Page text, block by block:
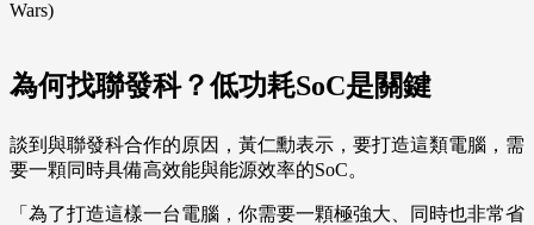
Wars)
為何找聯發科？低功耗SoC是關鍵
談到與聯發科合作的原因，黃仁勳表示，要打造這類電腦，需
要一顆同時具備高效能與能源效率的SoC。
「為了打造這樣一台電腦，你需要一顆極強大、同時也非常省